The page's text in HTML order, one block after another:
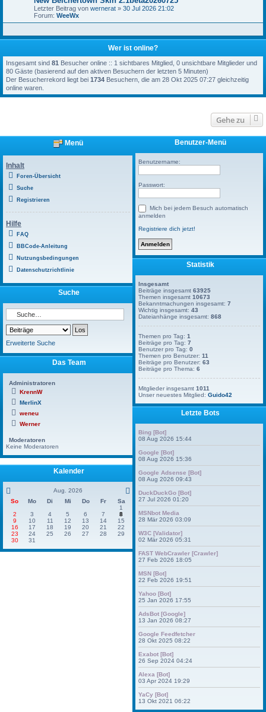
Letzter Beitrag von wernerat » 30 Jul 2026 21:02
Forum: WeeWx
Wer ist online?
Insgesamt sind 81 Besucher online :: 1 sichtbares Mitglied, 0 unsichtbare Mitglieder und
80 Gäste (basierend auf den aktiven Besuchern der letzten 5 Minuten)
Der Besucherrekord liegt bei 1734 Besuchern, die am 28 Okt 2025 07:27 gleichzeitig
online waren.
Gehe zu
Menü
Inhalt
Foren-Übersicht
Suche
Registrieren
Hilfe
FAQ
BBCode-Anleitung
Nutzungsbedingungen
Datenschutzrichtlinie
Suche
Erweiterte Suche
Das Team
Administratoren
KrennW
MerlinX
weneu
Werner
Moderatoren
Keine Moderatoren
Kalender
Aug. 2026
So
Mo Di Mi Do Fr
Sa
1
2
3 4 5 6 7
8
9
10 11 12 13 14
15
16
17 18 19 20 21
22
23
24 25 26 27 28
29
30
31
Benutzer-Menü
Benutzername:
Passwort:
Mich bei jedem Besuch automatisch
anmelden
Registriere dich jetzt!
Statistik
Insgesamt
Beiträge insgesamt63925
Themen insgesamt10673
Bekanntmachungen insgesamt:7
Wichtig insgesamt:43
Dateianhänge insgesamt:868
Themen pro Tag:1
Beiträge pro Tag:7
Benutzer pro Tag:0
Themen pro Benutzer:11
Beiträge pro Benutzer:63
Beiträge pro Thema:6
Mitglieder insgesamt1011
Unser neuestes Mitglied:Guido42
Letzte Bots
Bing [Bot]
08 Aug 2026 15:44
Google [Bot]
08 Aug 2026 15:36
Google Adsense [Bot]
08 Aug 2026 09:43
DuckDuckGo [Bot]
27 Jul 2026 01:20
MSNbot Media
28 Mär 2026 03:09
W3C [Validator]
02 Mär 2026 05:31
FAST WebCrawler [Crawler]
27 Feb 2026 18:05
MSN [Bot]
22 Feb 2026 19:51
Yahoo [Bot]
25 Jan 2026 17:55
AdsBot [Google]
13 Jan 2026 08:27
Google Feedfetcher
28 Okt 2025 08:22
Exabot [Bot]
26 Sep 2024 04:24
Alexa [Bot]
03 Apr 2024 19:29
YaCy [Bot]
13 Okt 2021 06:22